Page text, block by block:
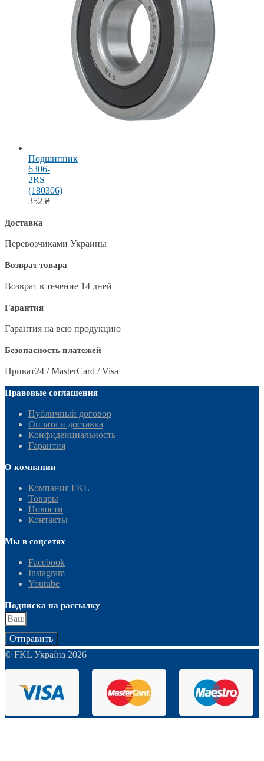
Подшипник
6306-
2RS
(180306)
352 ₴
Доставка
Перевозчиками Украины
Возврат товара
Возврат в течение 14 дней
Гарантия
Гарантия на всю продукцию
Безопасность платежей
Приват24 / MasterCard / Visa
Правовые соглашения
Публичный договор
Оплата и доставка
Конфиденциальность
Гарантия
О компании
Компания FKL
Товары
Новости
Контакты
Мы в соцсетях
Facebook
Instagram
Youtube
Подписка на рассылку
Отправить
© FKL Україна 2026